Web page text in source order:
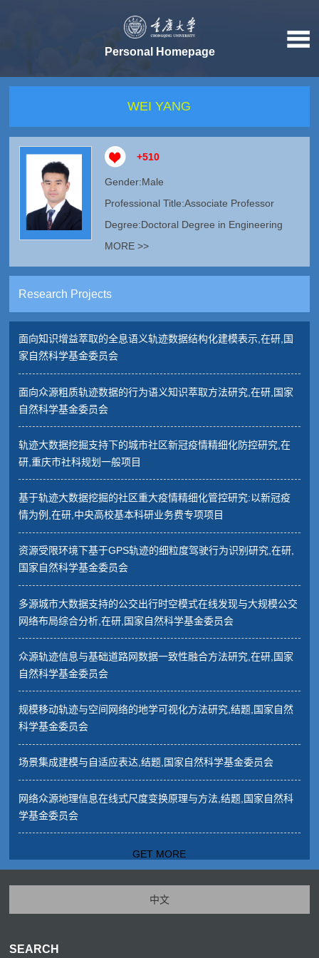
Personal Homepage
WEI YANG
+510
Gender:Male
Professional Title:Associate Professor
Degree:Doctoral Degree in Engineering
MORE >>
Research Projects
面向知识增益萃取的全息语义轨迹数据结构化建模表示,在研,国
家自然科学基金委员会
面向众源粗质轨迹数据的行为语义知识萃取方法研究,在研,国家
自然科学基金委员会
轨迹大数据挖掘支持下的城市社区新冠疫情精细化防控研究,在
研,重庆市社科规划一般项目
基于轨迹大数据挖掘的社区重大疫情精细化管控研究:以新冠疫
情为例,在研,中央高校基本科研业务费专项项目
资源受限环境下基于GPS轨迹的细粒度驾驶行为识别研究,在研,
国家自然科学基金委员会
多源城市大数据支持的公交出行时空模式在线发现与大规模公交
网络布局综合分析,在研,国家自然科学基金委员会
众源轨迹信息与基础道路网数据一致性融合方法研究,在研,国家
自然科学基金委员会
规模移动轨迹与空间网络的地学可视化方法研究,结题,国家自然
科学基金委员会
场景集成建模与自适应表达,结题,国家自然科学基金委员会
网络众源地理信息在线式尺度变换原理与方法,结题,国家自然科
学基金委员会
GET MORE
中文
SEARCH